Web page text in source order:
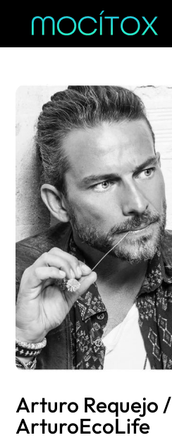
Arturo Requejo /
ArturoEcoLife